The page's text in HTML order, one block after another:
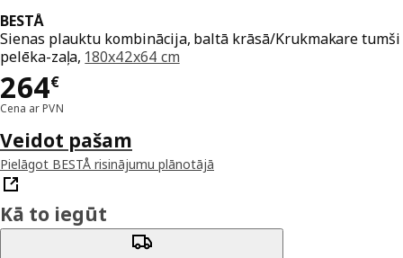
BESTÅ
Sienas plauktu kombinācija, baltā krāsā/Krukmakare tumši
pelēka-zaļa, 180x42x64 cm
264€
Cena 264€
Cena ar PVN
Veidot pašam
Pielāgot BESTÅ risinājumu plānotājā
Kā to iegūt